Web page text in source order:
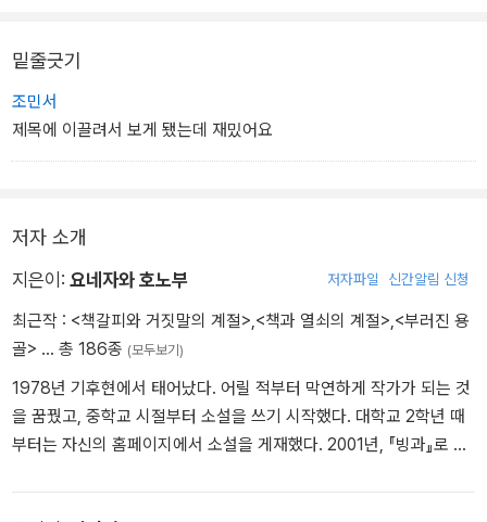
밑줄긋기
조민서
제목에 이끌려서 보게 됐는데 재밌어요
저자 소개
지은이: 요네자와 호노부 저자파일 신간알림 신청
최근작 : <책갈피와 거짓말의 계절> <책과 열쇠의 계절> <부러진 용
골> … 총 186종 (모두보기)
1978년 기후현에서 태어났다. 어릴 적부터 막연하게 작가가 되는 것
을 꿈꿨고, 중학교 시절부터 소설을 쓰기 시작했다. 대학교 2학년 때
부터는 자신의 홈페이지에서 소설을 게재했다. 2001년, 『빙과』로 제